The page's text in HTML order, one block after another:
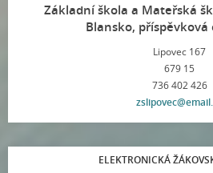
Základní škola a Mateřská
Blansko, příspěvková
Lipovec 167
679 15
736 402 426
ELEKTRONICKÁ